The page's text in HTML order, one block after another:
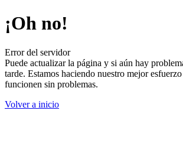
¡Oh no!
Error del servidor
Puede actualizar la página y si aún hay
tarde. Estamos haciendo nuestro mejor
funcionen sin problemas.
Volver a inicio